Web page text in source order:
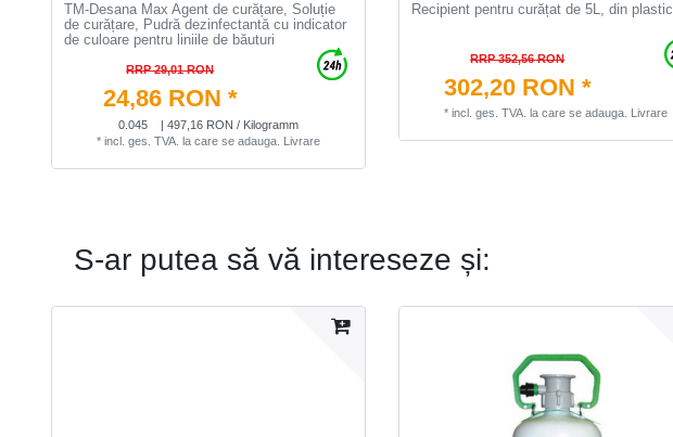
TM-Desana Max Agent de curățare, Soluție
de curățare, Pudră dezinfectantă cu indicator
de culoare pentru liniile de băuturi
RRP 29,01 RON
24,86 RON *
0.045
| 497,16 RON / Kilogramm
* incl. ges. TVA. la care se adauga. Livrare
Recipient pentru curățat de 5L, din plastic
RRP 352,56 RON
302,20 RON *
* incl. ges. TVA. la care se adauga. Livrare
S-ar putea să vă intereseze și: